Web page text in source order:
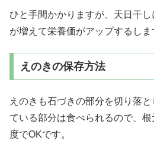
ひと手間かかりますが、天日干
が増えて栄養価がアップするしま
えのきの保存方法
えのきも石づきの部分を切り落
ている部分は食べられるので、
度でOKです。